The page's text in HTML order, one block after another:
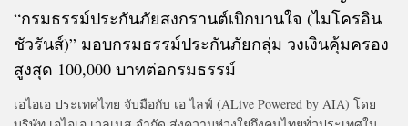
“กรมธรรม์ประกันภัยสงกรานต์เบิกบานใจ (ไมโครอิน
ชัวรันส์)” มอบกรมธรรม์ประกันภัยกลุ่ม วงเงินคุ้มครอง
สูงสุด 100,000 บาทต่อกรมธรรม์
เอไอเอ ประเทศไทย จับมือกับ เอ ไลฟ์ (ALive Powered by AIA) โดย